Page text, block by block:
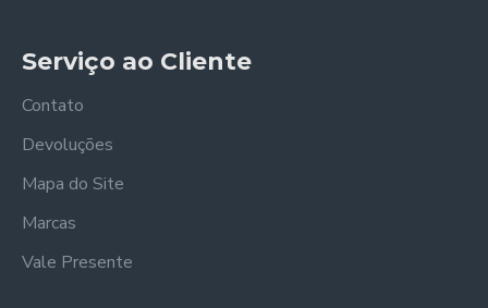
Serviço ao Cliente
Contato
Devoluções
Mapa do Site
Marcas
Vale Presente